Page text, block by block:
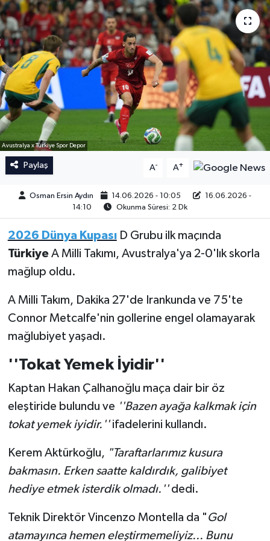
Avustralya x Türkiye Spor Depor
Paylaş A- A+
Osman Ersin Aydın 14.06.2026 - 10:05
16.06.2026 -
14:10
Okunma Süresi: 2 Dk
2026 Dünya KupasıD Grubu ilk maçında
TürkiyeA Milli Takımı, Avustralya'ya 2-0'lık skorla
mağlup oldu.
A Milli Takım, Dakika 27'de Irankunda ve 75'te
Connor Metcalfe'nin gollerine engel olamayarak
mağlubiyet yaşadı.
''Tokat Yemek İyidir''
Kaptan Hakan Çalhanoğlu maça dair bir öz
eleştiride bulundu ve ''Bazen ayağa kalkmak için
tokat yemek iyidir.'' ifadelerini kullandı.
Kerem Aktürkoğlu, "Taraftarlarımız kusura
bakmasın. Erken saatte kaldırdık, galibiyet
hediye etmek isterdik olmadı.''dedi.
Teknik Direktör Vincenzo Montella da " Gol
atamayınca hemen eleştirmemeliyiz... Bunu
İngiltere Premier Lig
Almanya Bundesliga
La Liga
Serie A
İngiltere Premier Lig
La Liga
Almanya Bundesliga
Serie A
Fransa Ligue 1
Eredevise
Portekiz Ligi
TFF 1.Lig
Diğer Futbol Ligleri
Türkiye Basketbol Ligi
Kadınlar Basketbol Ligi
Diğer Basketbol Ligleri
Formula 1
Atletizm
Hentbol
At Yarışı
Bisiklet